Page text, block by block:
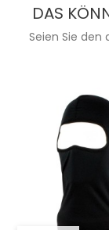
DAS
Seien Sie